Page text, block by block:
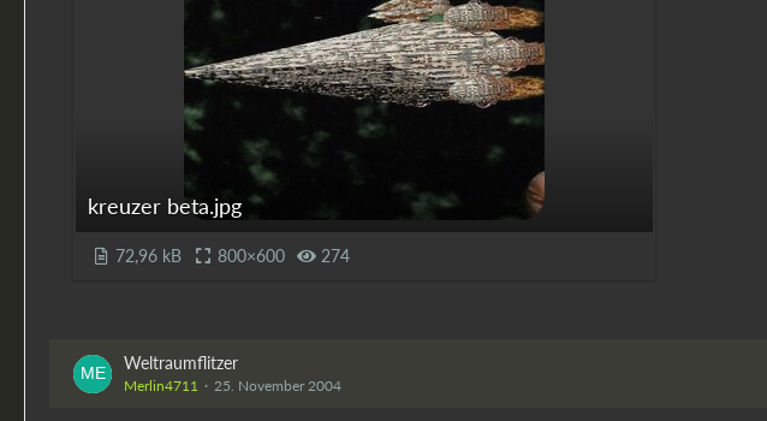
kreuzer beta.jpg
72,96 kB 800×600 274
Weltraumflitzer
Merlin4711 25. November 2004